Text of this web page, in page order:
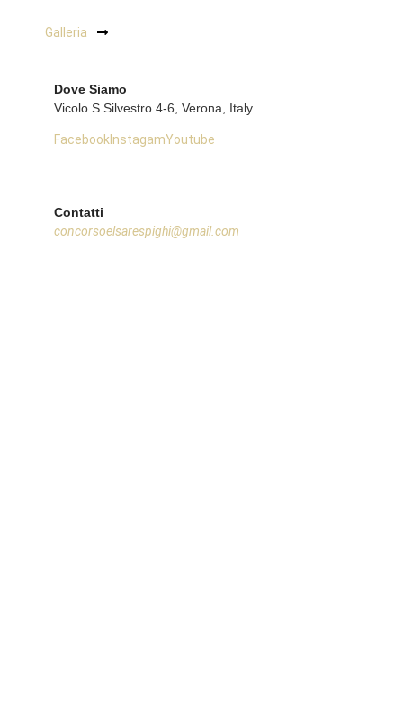
Galleria
Dove Siamo
Vicolo S.Silvestro 4-6, Verona, Italy
Facebook InstagamYoutube
Contatti
concorsoelsarespighi@gmail.com